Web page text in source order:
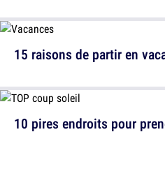
15 raisons de partir en
10 pires endroits pour